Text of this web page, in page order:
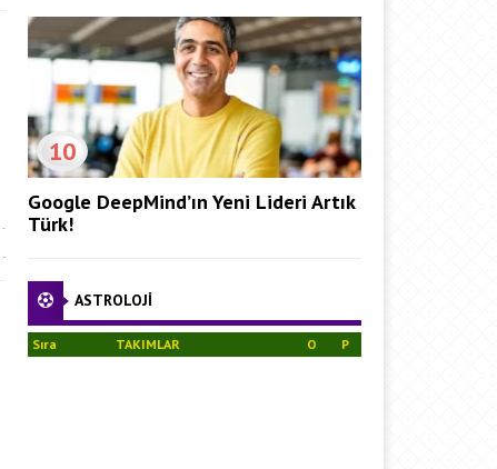
10
Google DeepMind’ın Yeni Lideri Artık
Türk!
ASTROLOJİ
Sıra TAKIMLAR O P